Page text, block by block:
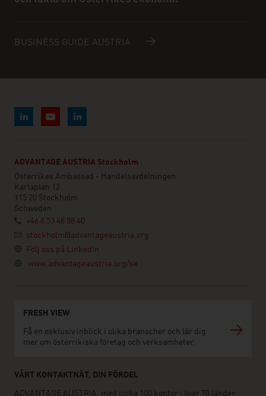
BUSINESS GUIDE AUSTRIA
ADVANTAGE AUSTRIA Stockholm
Österrikes Ambassad - Handelsavdelningen
Karlaplan 12
115 20 Stockholm
Schweden
+46 8 53 48 88 40
stockholm@advantageaustria.org
Följ oss på LinkedIn
www.advantageaustria.org/se
FRESH VIEW
Få en exklusiv inblick i olika branscher och lär dig
mer om österrikiska företag och verksamheter.
VÅRT KONTAKTNÄT, DIN FÖRDEL
ADVANTAGE AUSTRIA, med cirka 100 kontor i över 70 länder,